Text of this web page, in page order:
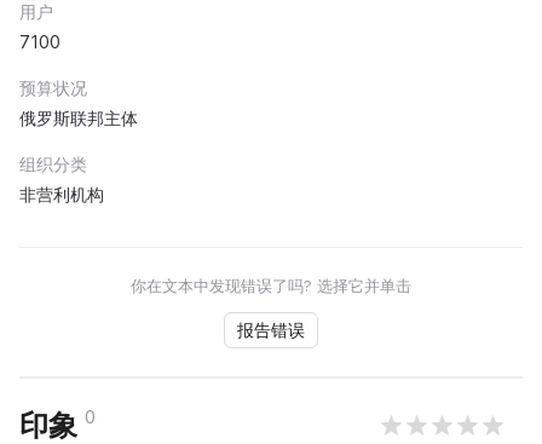
用户
7100
预算状况
俄罗斯联邦主体
组织分类
非营利机构
你在文本中发现错误了吗? 选择它并单击
报告错误
印象 0